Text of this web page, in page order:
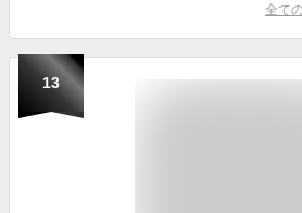
全て
13